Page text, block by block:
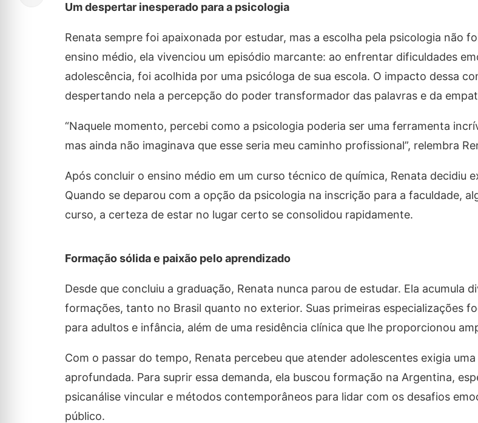
Um despertar inesperado para a psicologia
Renata sempre foi apaixonada por estudar, mas a escolha pela psicologia não
ensino médio, ela vivenciou um episódio marcante: ao enfrentar dificuldades
adolescência, foi acolhida por uma psicóloga de sua escola. O impacto dessa
despertando nela a percepção do poder transformador das palavras e da
“Naquele momento, percebi como a psicologia poderia ser uma ferramenta
mas ainda não imaginava que esse seria meu caminho profissional”, relembra
Após concluir o ensino médio em um curso técnico de química, Renata decidiu
Quando se deparou com a opção da psicologia na inscrição para a faculdade,
curso, a certeza de estar no lugar certo se consolidou rapidamente.
Formação sólida e paixão pelo aprendizado
Desde que concluiu a graduação, Renata nunca parou de estudar. Ela acumula
formações, tanto no Brasil quanto no exterior. Suas primeiras especializações
para adultos e infância, além de uma residência clínica que lhe proporcionou
Com o passar do tempo, Renata percebeu que atender adolescentes exigia
aprofundada. Para suprir essa demanda, ela buscou formação na Argentina,
psicanálise vincular e métodos contemporâneos para lidar com os desafios
público.